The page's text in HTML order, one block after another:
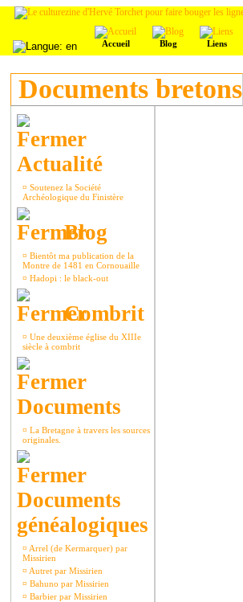
Accueil Blog Liens
Documents bretons
Actualité
¤ Soutenez la Société
Archéologique du Finistère
Blog
¤ Bientôt ma publication de la
Montre de 1481 en Cornouaille
¤ Hadopi : le black-out
Combrit
¤ Une deuxième église du XIIIe
siècle à combrit
Documents
¤ La Bretagne à travers les sources
originales.
Documents
généalogiques
¤ Arrel (de Kermarquer) par
Missirien
¤ Autret par Missirien
¤ Bahuno par Missirien
¤ Barbier par Missirien